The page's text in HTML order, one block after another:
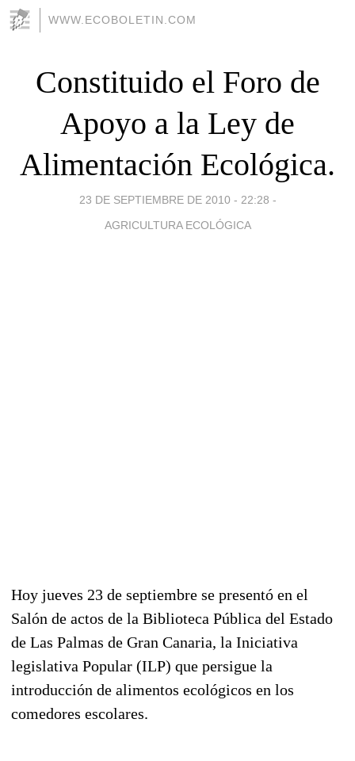
WWW.ECOBOLETIN.COM
Constituido el Foro de
Apoyo a la Ley de
Alimentación Ecológica.
23 DE SEPTIEMBRE DE 2010 - 22:28 -
AGRICULTURA ECOLÓGICA
Hoy jueves 23 de septiembre se presentó en el
Salón de actos de la Biblioteca Pública del Estado
de Las Palmas de Gran Canaria, la Iniciativa
legislativa Popular (ILP) que persigue la
introducción de alimentos ecológicos en los
comedores escolares.